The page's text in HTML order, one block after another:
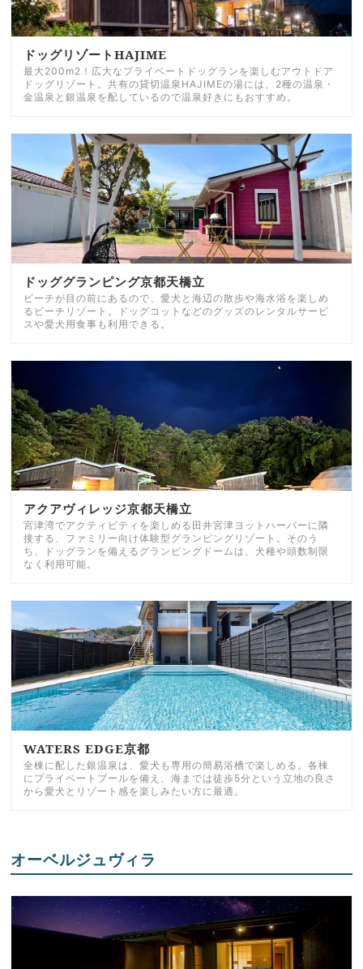
ドッグリゾートHAJIME
最大200m2！広大なプライベートドッグランを楽しむアウトドア
ドッグリゾート。共有の貸切温泉HAJIMEの湯には、2種の温泉・
金温泉と銀温泉を配しているので温泉好きにもおすすめ。
ドッググランピング京都天橋立
ビーチが目の前にあるので、愛犬と海辺の散歩や海水浴を楽しめ
るビーチリゾート。ドッグコットなどのグッズのレンタルサービ
スや愛犬用食事も利用できる。
アクアヴィレッジ京都天橋立
宮津湾でアクティビティを楽しめる田井宮津ヨットハーバーに隣
接する、ファミリー向け体験型グランピングリゾート。そのう
ち、ドッグランを備えるグランピングドームは、犬種や頭数制限
なく利用可能。
WATERS EDGE京都
全棟に配した銀温泉は、愛犬も専用の簡易浴槽で楽しめる。各棟
にプライベートプールを備え、海までは徒歩5分という立地の良さ
から愛犬とリゾート感を楽しみたい方に最適。
オーベルジュヴィラ